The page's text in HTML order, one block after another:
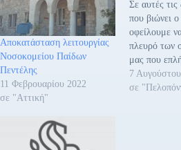
Αποκατάσταση λειτουργίας
Νοσοκομείου Παίδων
Πεντέλης
11 Φεβρουαρίου 2022
σε "Αττική"
Σε αυτές
που βιώνει
οφείλουμε
πλευρό των
μας που
πυρκαγιών
7
σε